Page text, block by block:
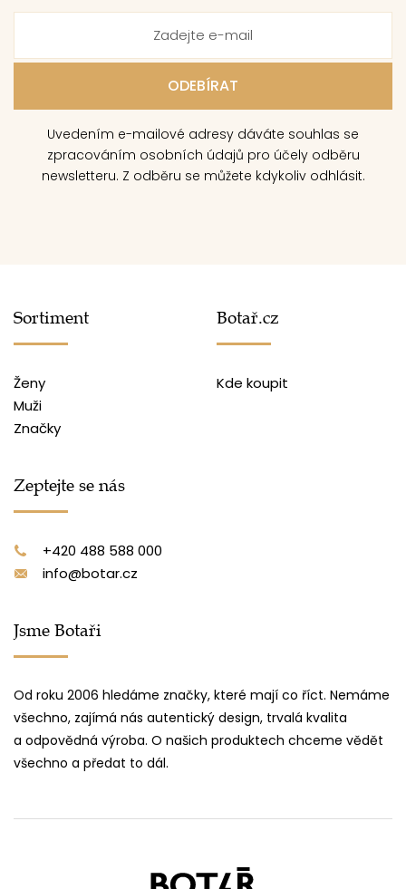
Uvedením e-mailové adresy dáváte souhlas se
zpracováním osobních údajů pro účely odběru
newsletteru. Z odběru se můžete kdykoliv odhlásit.
Sortiment
Ženy
Muži
Značky
Botař.cz
Kde koupit
Zeptejte se nás
+420 488 588 000
info@botar.cz
Jsme Botaři
Od roku 2006 hledáme značky, které mají co říct. Nemáme
všechno, zajímá nás autentický design, trvalá kvalita
a odpovědná výroba. O našich produktech chceme vědět
všechno a předat to dál.